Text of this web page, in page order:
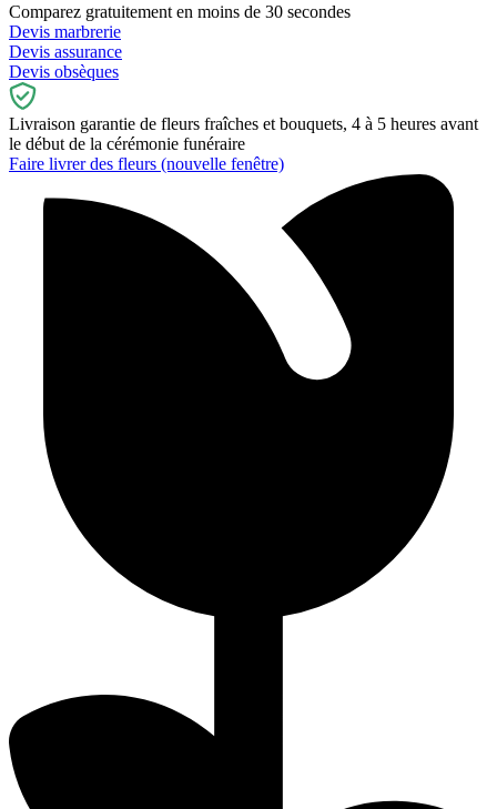
Comparez gratuitement en moins de 30 secondes
Devis marbrerie
Devis assurance
Devis obsèques
Livraison garantie de fleurs fraîches et bouquets, 4 à 5 heures avant
le début de la cérémonie funéraire
Faire livrer des fleurs (nouvelle fenêtre)